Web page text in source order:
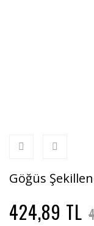
Göğüs
424,89 TL